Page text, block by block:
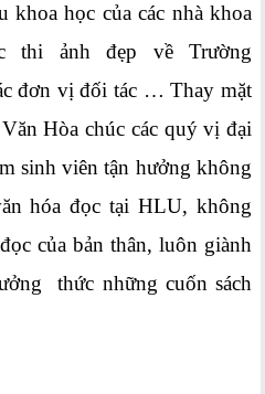
khoa học của các nhà khoa
thi ảnh đẹp về Trường
đơn vị đối tác … Thay mặt
Hòa chúc các quý vị đại
sinh viên tận hưởng không
hóa đọc tại HLU, không
của bản thân, luôn giành
thức những cuốn sách